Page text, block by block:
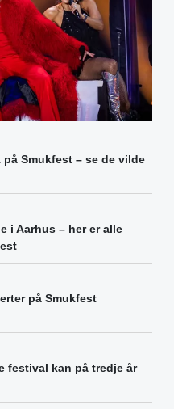
Smukfest – se de vilde
i Aarhus – her er alle
på Smukfest
festival kan på tredje år